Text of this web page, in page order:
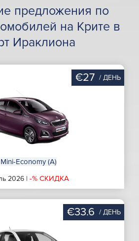
предложения по
на Крите в
Ираклиона
€27 / ДЕНЬ
Mini-Economy (A)
2026 | -% СКИДКА
€33.6 / ДЕНЬ